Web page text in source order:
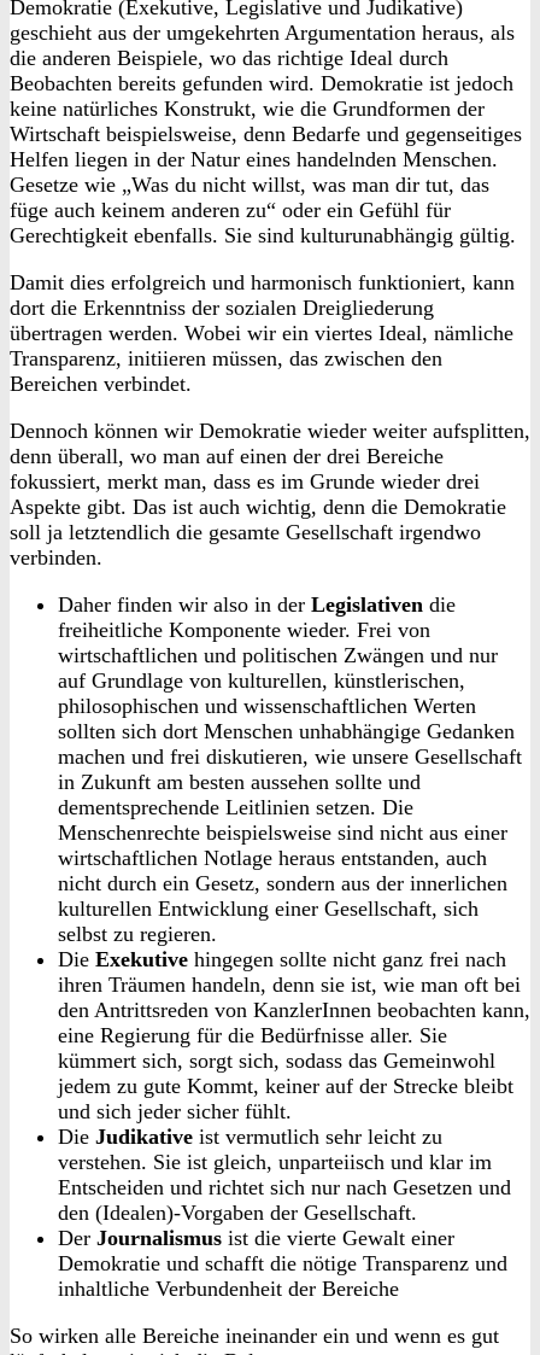
Demokratie (Exekutive, Legislative und Judikative)
geschieht aus der umgekehrten Argumentation heraus, als
die anderen Beispiele, wo das richtige Ideal durch
Beobachten bereits gefunden wird. Demokratie ist jedoch
keine natürliches Konstrukt, wie die Grundformen der
Wirtschaft beispielsweise, denn Bedarfe und gegenseitiges
Helfen liegen in der Natur eines handelnden Menschen.
Gesetze wie „Was du nicht willst, was man dir tut, das
füge auch keinem anderen zu“ oder ein Gefühl für
Gerechtigkeit ebenfalls. Sie sind kulturunabhängig gültig.
Damit dies erfolgreich und harmonisch funktioniert, kann
dort die Erkenntniss der sozialen Dreigliederung
übertragen werden. Wobei wir ein viertes Ideal, nämliche
Transparenz, initiieren müssen, das zwischen den
Bereichen verbindet.
Dennoch können wir Demokratie wieder weiter aufsplitten,
denn überall, wo man auf einen der drei Bereiche
fokussiert, merkt man, dass es im Grunde wieder drei
Aspekte gibt. Das ist auch wichtig, denn die Demokratie
soll ja letztendlich die gesamte Gesellschaft irgendwo
verbinden.
Daher finden wir also in der Legislativen die
freiheitliche Komponente wieder. Frei von
wirtschaftlichen und politischen Zwängen und nur
auf Grundlage von kulturellen, künstlerischen,
philosophischen und wissenschaftlichen Werten
sollten sich dort Menschen unhabhängige Gedanken
machen und frei diskutieren, wie unsere Gesellschaft
in Zukunft am besten aussehen sollte und
dementsprechende Leitlinien setzen. Die
Menschenrechte beispielsweise sind nicht aus einer
wirtschaftlichen Notlage heraus entstanden, auch
nicht durch ein Gesetz, sondern aus der innerlichen
kulturellen Entwicklung einer Gesellschaft, sich
selbst zu regieren.
Die Exekutive hingegen sollte nicht ganz frei nach
ihren Träumen handeln, denn sie ist, wie man oft bei
den Antrittsreden von KanzlerInnen beobachten kann,
eine Regierung für die Bedürfnisse aller. Sie
kümmert sich, sorgt sich, sodass das Gemeinwohl
jedem zu gute Kommt, keiner auf der Strecke bleibt
und sich jeder sicher fühlt.
Die Judikative ist vermutlich sehr leicht zu
verstehen. Sie ist gleich, unparteiisch und klar im
Entscheiden und richtet sich nur nach Gesetzen und
den (Idealen)-Vorgaben der Gesellschaft.
Der Journalismus ist die vierte Gewalt einer
Demokratie und schafft die nötige Transparenz und
inhaltliche Verbundenheit der Bereiche
So wirken alle Bereiche ineinander ein und wenn es gut